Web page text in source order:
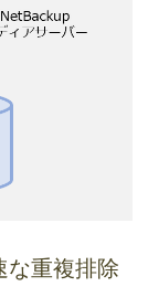
な重複排除